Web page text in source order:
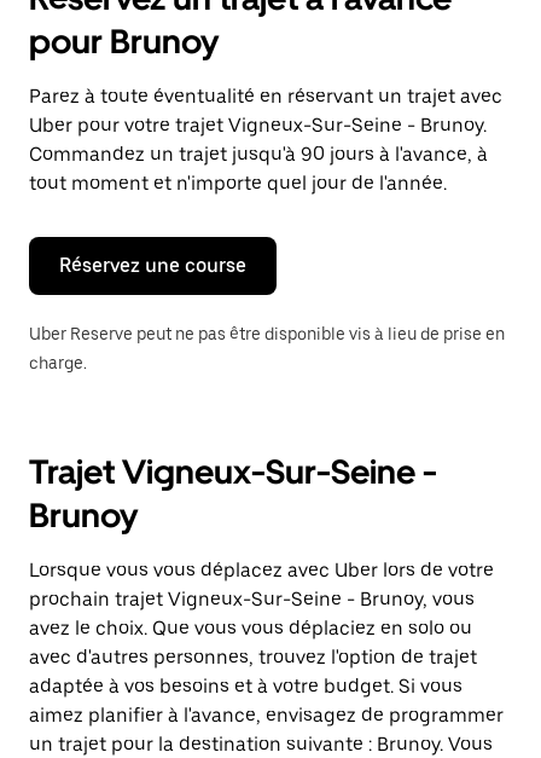
calendrier
et
sélectionner
une
date.
Appuyez
sur
la
Échap
pour
fermer
calendrier.
pour Brunoy
Parez à toute éventualité en réservant un trajet avec
Uber pour votre trajet Vigneux-Sur-Seine - Brunoy.
Commandez un trajet jusqu'à 90 jours à l'avance, à
tout moment et n'importe quel jour de l'année.
Réservez une course
Uber Reserve peut ne pas être disponible vis à lieu de prise en
charge.
Trajet Vigneux-Sur-Seine -
Brunoy
Lorsque vous vous déplacez avec Uber lors de votre
prochain trajet Vigneux-Sur-Seine - Brunoy, vous
avez le choix. Que vous vous déplaciez en solo ou
avec d'autres personnes, trouvez l'option de trajet
adaptée à vos besoins et à votre budget. Si vous
aimez planifier à l'avance, envisagez de programmer
un trajet pour la destination suivante : Brunoy. Vous